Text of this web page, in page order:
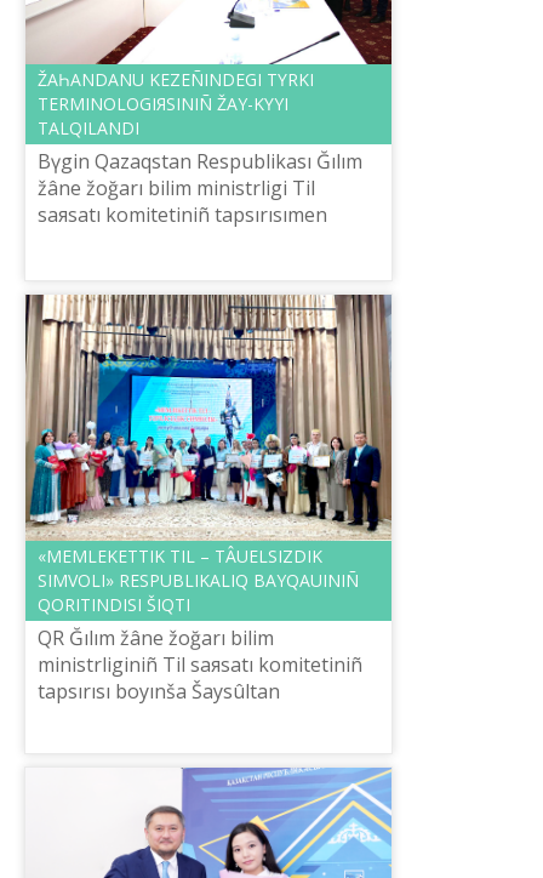
ŽAҺANDANU KEZEÑІNDEGІ TҮRKІ
TERMINOLOGIЯSINIÑ ŽAY-KҮYІ
TALQILANDI
Bүgіn Qazaqstan Respublikası Ğılım
žâne žoğarı bіlіm ministrlіgі Tіl
saяsatı komitetіnіñ tapsırısımen
«MEMLEKETTІK TІL – TÂUELSІZDІK
SIMVOLI» RESPUBLIKALIQ BAYQAUINIÑ
QORITINDISI ŠIQTI
QR Ğılım žâne žoğarı bіlіm
ministrlіgіnіñ Tіl saяsatı komitetіnіñ
tapsırısı boyınša Šaysûltan